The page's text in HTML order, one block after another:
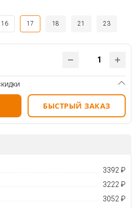
16 17 18 21 23
БЫСТРЫЙ ЗАКАЗ
3392 ₽
3222 ₽
3052 ₽